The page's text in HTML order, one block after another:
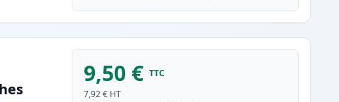
9,50 € TTC
7,92 € HT